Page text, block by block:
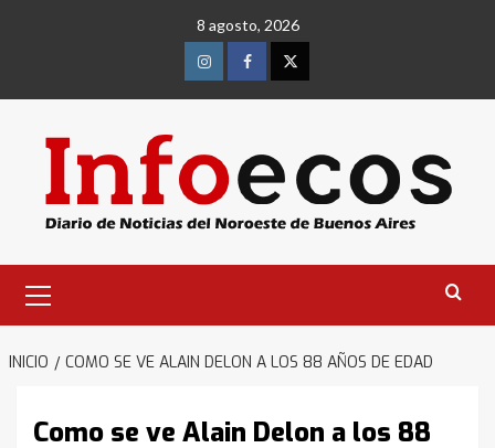
8 agosto, 2026
InstagramFacebookTwitter
primario
INICIO COMO SE VE ALAIN DELON A LOS 88 AÑOS DE EDAD
Como se ve Alain Delon a los 88